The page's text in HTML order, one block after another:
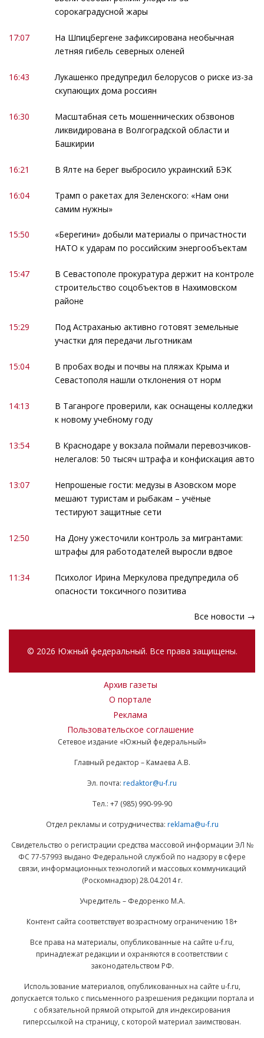
сорокаградусной жары
17:07
На Шпицбергене зафиксирована необычная
летняя гибель северных оленей
16:43
Лукашенко предупредил белорусов о риске из-за
скупающих дома россиян
16:30
Масштабная сеть мошеннических обзвонов
ликвидирована в Волгоградской области и
Башкирии
16:21 В Ялте на берег выбросило украинский БЭК
16:04
Трамп о ракетах для Зеленского: «Нам они
самим нужны»
15:50
«Берегини» добыли материалы о причастности
НАТО к ударам по российским энергообъектам
15:47
В Севастополе прокуратура держит на контроле
строительство соцобъектов в Нахимовском
районе
15:29
Под Астраханью активно готовят земельные
участки для передачи льготникам
15:04
В пробах воды и почвы на пляжах Крыма и
Севастополя нашли отклонения от норм
14:13
В Таганроге проверили, как оснащены колледжи
к новому учебному году
13:54
В Краснодаре у вокзала поймали перевозчиков-
нелегалов: 50 тысяч штрафа и конфискация авто
13:07
Непрошеные гости: медузы в Азовском море
мешают туристам и рыбакам – учёные
тестируют защитные сети
12:50
На Дону ужесточили контроль за мигрантами:
штрафы для работодателей выросли вдвое
11:34
Психолог Ирина Меркулова предупредила об
опасности токсичного позитива
Все новости →
© 2026 Южный федеральный. Все права защищены.
Архив газеты
О портале
Реклама
Пользовательское соглашение
Сетевое издание «Южный федеральный»
Главный редактор – Камаева А.В.
Эл. почта: redaktor@u-f.ru
Тел.: +7 (985) 990-99-90
Отдел рекламы и сотрудничества: reklama@u-f.ru
Свидетельство о регистрации средства массовой информации ЭЛ №
ФС 77-57993 выдано Федеральной службой по надзору в сфере
связи, информационных технологий и массовых коммуникаций
(Роскомнадзор) 28.04.2014 г.
Учредитель – Федоренко М.А.
Контент сайта соответствует возрастному ограничению 18+
Все права на материалы, опубликованные на сайте u-f.ru,
принадлежат редакции и охраняются в соответствии с
законодательством РФ.
Использование материалов, опубликованных на сайте u-f.ru,
допускается только с письменного разрешения редакции портала и
с обязательной прямой открытой для индексирования
гиперссылкой на страницу, с которой материал заимствован.